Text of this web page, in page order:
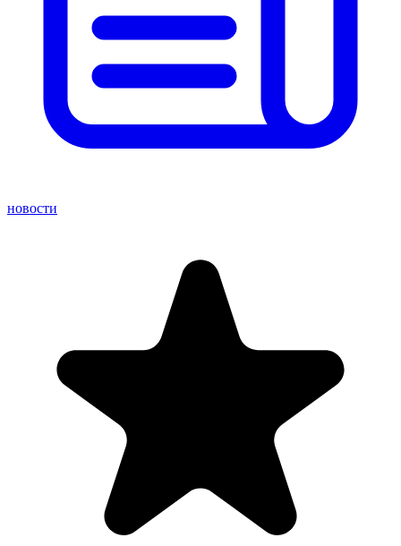
новости